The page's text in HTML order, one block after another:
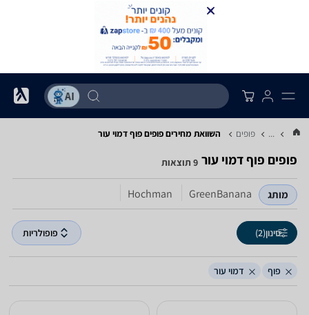
... פופים השוואת מחירים פופים ‏פוף ‏דמוי עור
פופים ‏פוף ‏דמוי עור 9 תוצאות
מותג GreenBanana
Hochman
סינון(2) פופולריות
פוף דמוי עור